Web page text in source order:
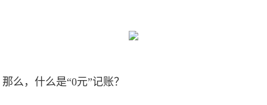
那么，什么是“0元”记账？